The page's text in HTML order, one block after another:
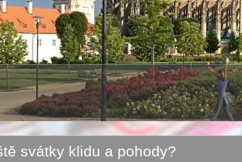
svátky klidu a pohody?